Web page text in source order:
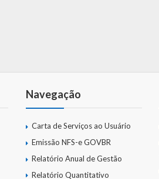
Navegação
Carta de Serviços ao Usuário
Emissão NFS-e GOVBR
Relatório Anual de Gestão
Relatório Quantitativo